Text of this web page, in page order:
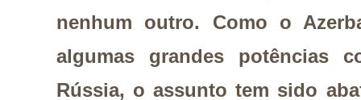
nenhum outro. Como o
algumas grandes potências
Rússia, o assunto tem sido